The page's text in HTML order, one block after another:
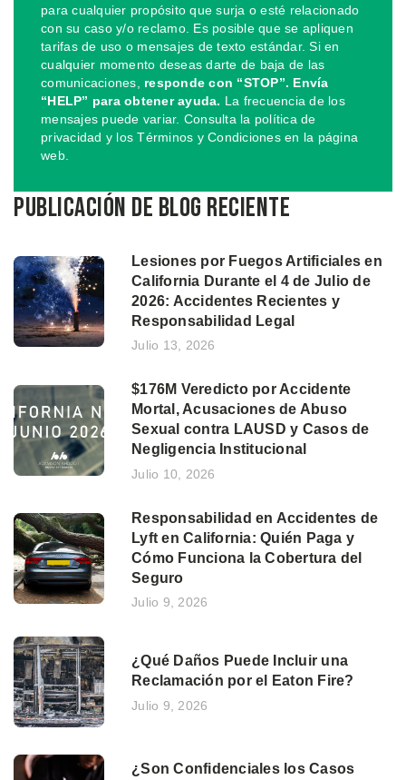
para cualquier propósito que surja o esté relacionado
con su caso y/o reclamo. Es posible que se apliquen
tarifas de uso o mensajes de texto estándar. Si en
cualquier momento deseas darte de baja de las
comunicaciones, responde con “STOP”. Envía
“HELP” para obtener ayuda. La frecuencia de los
mensajes puede variar. Consulta la política de
privacidad y los Términos y Condiciones en la página
web.
Publicación de blog reciente
Lesiones por Fuegos Artificiales en
California Durante el 4 de Julio de
2026: Accidentes Recientes y
Responsabilidad Legal
Julio 13, 2026
$176M Veredicto por Accidente
Mortal, Acusaciones de Abuso
Sexual contra LAUSD y Casos de
Negligencia Institucional
Julio 10, 2026
Responsabilidad en Accidentes de
Lyft en California: Quién Paga y
Cómo Funciona la Cobertura del
Seguro
Julio 9, 2026
¿Qué Daños Puede Incluir una
Reclamación por el Eaton Fire?
Julio 9, 2026
¿Son Confidenciales los Casos